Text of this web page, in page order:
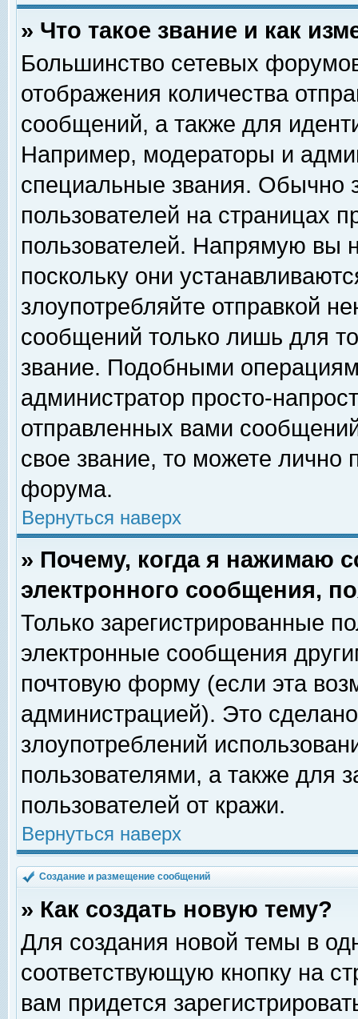
» Что такое звание и как
Большинство сетевых
отображения количества
сообщений, а также для
Например, модераторы и
специальные звания. Обычно
пользователей на страницах
пользователей. Напрямую вы
поскольку они
злоупотребляйте отправкой
сообщений только лишь для
звание. Подобными
администратор просто-
отправленных вами
свое звание, то можете лично
форума.
Вернуться наверх
» Почему, когда я нажимаю
электронного сообщения,
Только зарегистрированные
электронные сообщения
почтовую форму (если эта
администрацией). Это
злоупотреблений
пользователями, а также для
пользователей от кражи.
Вернуться наверх
Создание и размещение сообщений
» Как создать новую тему?
Для создания новой темы в
соответствующую кнопку на
вам придется